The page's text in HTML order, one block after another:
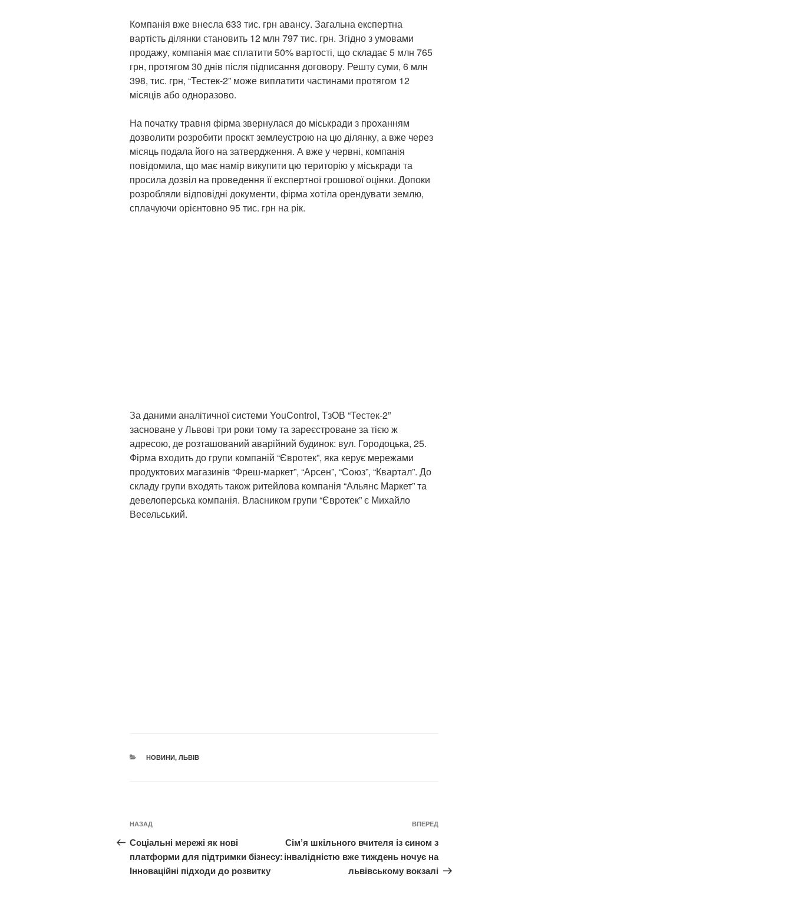
Компанія вже внесла 633 тис. грн авансу. Загальна експертна
вартість ділянки становить 12 млн 797 тис. грн. Згідно з умовами
продажу, компанія має сплатити 50% вартості, що складає 5 млн 765
грн, протягом 30 днів після підписання договору. Решту суми, 6 млн
398, тис. грн, “Тестек-2” може виплатити частинами протягом 12
місяців або одноразово.
На початку травня фірма звернулася до міськради з проханням
дозволити розробити проєкт землеустрою на цю ділянку, а вже через
місяць подала його на затвердження. А вже у червні, компанія
повідомила, що має намір викупити цю територію у міськради та
просила дозвіл на проведення її експертної грошової оцінки. Допоки
розробляли відповідні документи, фірма хотіла орендувати землю,
сплачуючи орієнтовно 95 тис. грн на рік.
За даними аналітичної системи YouControl, ТзОВ “Тестек-2”
засноване у Львові три роки тому та зареєстроване за тією ж
адресою, де розташований аварійний будинок: вул. Городоцька, 25.
Фірма входить до групи компаній “Євротек”, яка керує мережами
продуктових магазинів “Фреш-маркет”, “Арсен”, “Союз”, “Квартал”. До
складу групи входять також ритейлова компанія “Альянс Маркет” та
девелоперська компанія. Власником групи “Євротек” є Михайло
Весельський.
КАТЕГОРІЇ
НОВИНИ, ЛЬВІВ
Навігація
записів
Попередній
запис:
НАЗАД
Соціальні мережі як нові
платформи для підтримки бізнесу:
Інноваційні підходи до розвитку
Наступний
запис
ВПЕРЕД
Сім’я шкільного вчителя із сином з
інвалідністю вже тиждень ночує на
львівському вокзалі